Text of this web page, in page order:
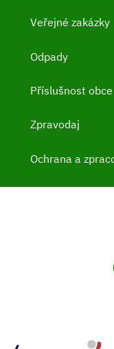
Veřejné zakázky
Odpady
Příslušnost obce
Zpravodaj
Ochrana a